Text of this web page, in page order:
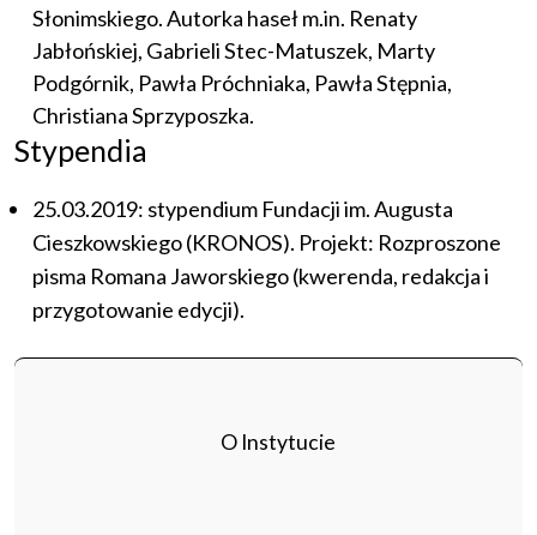
O Instytucie
Słonimskiego. Autorka haseł m.in. Renaty
Jabłońskiej, Gabrieli Stec-Matuszek, Marty
Podgórnik, Pawła Próchniaka, Pawła Stępnia,
Christiana Sprzyposzka.
Stypendia
25.03.2019: stypendium Fundacji im. Augusta
Cieszkowskiego (KRONOS). Projekt: Rozproszone
pisma Romana Jaworskiego (kwerenda, redakcja i
przygotowanie edycji).